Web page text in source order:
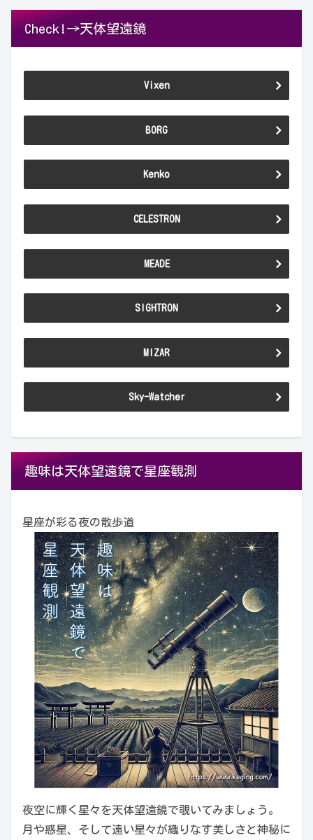
Check!→天体望遠鏡
Vixen
BORG
Kenko
CELESTRON
MEADE
SIGHTRON
MIZAR
Sky-Watcher
趣味は天体望遠鏡で星座観測
星座が彩る夜の散歩道
夜空に輝く星々を天体望遠鏡で覗いてみましょう。
月や惑星、そして遠い星々が織りなす美しさと神秘に